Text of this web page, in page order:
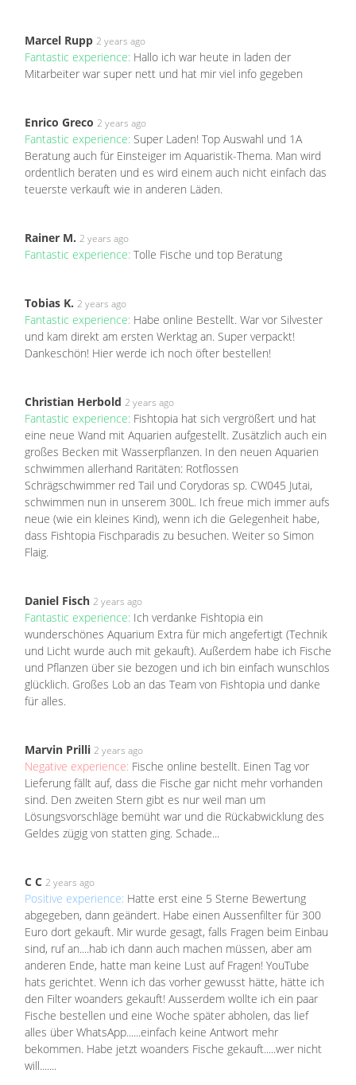
Marcel Rupp 2 years ago
Fantastic experience: Hallo ich war heute in laden der
Mitarbeiter war super nett und hat mir viel info gegeben
Enrico Greco 2 years ago
Fantastic experience: Super Laden! Top Auswahl und 1A
Beratung auch für Einsteiger im Aquaristik-Thema. Man wird
ordentlich beraten und es wird einem auch nicht einfach das
teuerste verkauft wie in anderen Läden.
Rainer M. 2 years ago
Fantastic experience: Tolle Fische und top Beratung
Tobias K. 2 years ago
Fantastic experience: Habe online Bestellt. War vor Silvester
und kam direkt am ersten Werktag an. Super verpackt!
Dankeschön! Hier werde ich noch öfter bestellen!
Christian Herbold 2 years ago
Fantastic experience: Fishtopia hat sich vergrößert und hat
eine neue Wand mit Aquarien aufgestellt. Zusätzlich auch ein
großes Becken mit Wasserpflanzen. In den neuen Aquarien
schwimmen allerhand Raritäten: Rotflossen
Schrägschwimmer red Tail und Corydoras sp. CW045 Jutai,
schwimmen nun in unserem 300L. Ich freue mich immer aufs
neue (wie ein kleines Kind), wenn ich die Gelegenheit habe,
dass Fishtopia Fischparadis zu besuchen. Weiter so Simon
Flaig.
Daniel Fisch 2 years ago
Fantastic experience: Ich verdanke Fishtopia ein
wunderschönes Aquarium Extra für mich angefertigt (Technik
und Licht wurde auch mit gekauft). Außerdem habe ich Fische
und Pflanzen über sie bezogen und ich bin einfach wunschlos
glücklich. Großes Lob an das Team von Fishtopia und danke
für alles.
Marvin Prilli 2 years ago
Negative experience: Fische online bestellt. Einen Tag vor
Lieferung fällt auf, dass die Fische gar nicht mehr vorhanden
sind. Den zweiten Stern gibt es nur weil man um
Lösungsvorschläge bemüht war und die Rückabwicklung des
Geldes zügig von statten ging. Schade...
C C 2 years ago
Positive experience: Hatte erst eine 5 Sterne Bewertung
abgegeben, dann geändert. Habe einen Aussenfilter für 300
Euro dort gekauft. Mir wurde gesagt, falls Fragen beim Einbau
sind, ruf an....hab ich dann auch machen müssen, aber am
anderen Ende, hatte man keine Lust auf Fragen! YouTube
hats gerichtet. Wenn ich das vorher gewusst hätte, hätte ich
den Filter woanders gekauft! Ausserdem wollte ich ein paar
Fische bestellen und eine Woche später abholen, das lief
alles über WhatsApp......einfach keine Antwort mehr
bekommen. Habe jetzt woanders Fische gekauft.....wer nicht
will.......